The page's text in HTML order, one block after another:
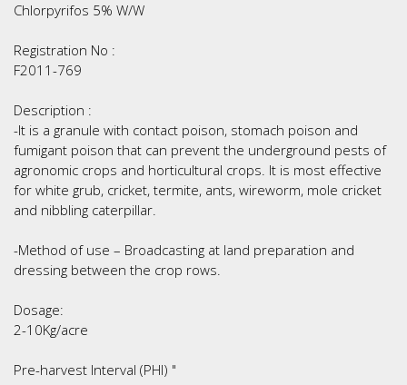
Chlorpyrifos 5% W/W
Registration No :
F2011-769
Description :
-It is a granule with contact poison, stomach poison and
fumigant poison that can prevent the underground pests of
agronomic crops and horticultural crops. It is most effective
for white grub, cricket, termite, ants, wireworm, mole cricket
and nibbling caterpillar.
-Method of use – Broadcasting at land preparation and
dressing between the crop rows.
Dosage:
2-10Kg/acre
Pre-harvest Interval (PHI) "